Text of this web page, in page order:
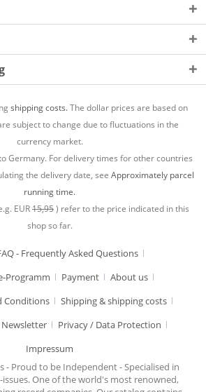
shipping costs.The dollar prices are based on
subject to change due to fluctuations in the
currency market.
Germany. For delivery times for other countries
the delivery date, see Approximately parcel
running time.
EUR15,95) refer to the price indicated in this
shop so far.
- Frequently Asked Questions
Programm
Payment
About us
Conditions
Shipping & shipping costs
Newsletter
Privacy / Data Protection
Impressum
- Proud to be Independent - Specialised in
One of the world's most renowned,